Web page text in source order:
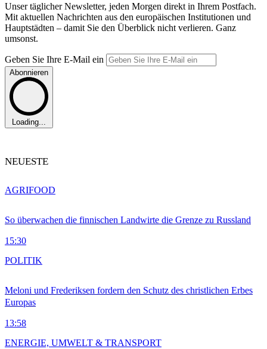
Unser täglicher Newsletter, jeden Morgen direkt in Ihrem Postfach.
Mit aktuellen Nachrichten aus den europäischen Institutionen und
Hauptstädten – damit Sie den Überblick nicht verlieren. Ganz
umsonst.
Geben Sie Ihre E-Mail ein
Abonnieren
Loading...
NEUESTE
So überwachen die finnischen Landwirte die Grenze zu Russland
15:30
AGRIFOOD
Meloni und Frederiksen fordern den Schutz des christlichen Erbes
Europas
13:58
POLITIK
ENERGIE, UMWELT & TRANSPORT